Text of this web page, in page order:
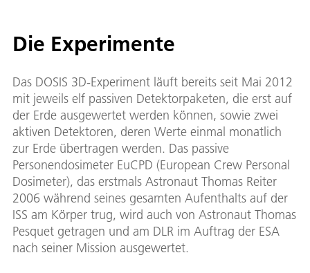
Die Experimente
Das DOSIS 3D-Experiment läuft bereits seit Mai 2012
mit jeweils elf passiven Detektorpaketen, die erst auf
der Erde ausgewertet werden können, sowie zwei
aktiven Detektoren, deren Werte einmal monatlich
zur Erde übertragen werden. Das passive
Personendosimeter EuCPD (European Crew Personal
Dosimeter), das erstmals Astronaut Thomas Reiter
2006 während seines gesamten Aufenthalts auf der
ISS am Körper trug, wird auch von Astronaut Thomas
Pesquet getragen und am DLR im Auftrag der ESA
nach seiner Mission ausgewertet.